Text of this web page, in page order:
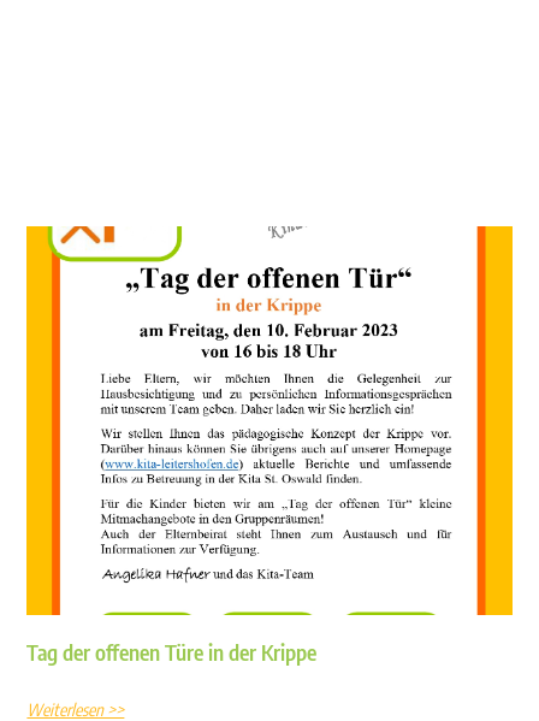
Tag der offenen Türe in der Krippe
Weiterlesen >>